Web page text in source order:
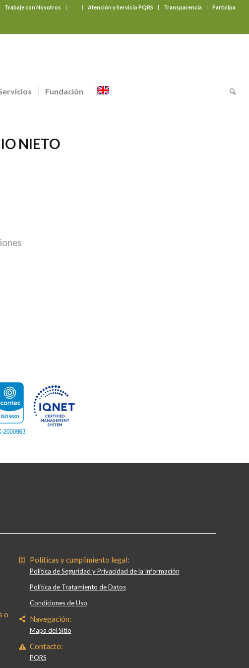
Trabaje con Nosotros Atención y Servicio PQRS Transparencia Participa
Fundación
NIETO
o
Políticas y cumplimiento legal:
Política de Seguridad y Privacidad de la Información
Política de Tratamiento de Datos
Condiciones de Uso
Navegación:
Mapa del Sitio
Contacto:
PQRS